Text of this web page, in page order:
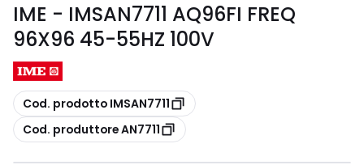
IME - IMSAN7711 AQ96FI FREQ
96X96 45-55HZ 100V
copia
Cod. prodotto IMSAN7711
copia
Cod. produttore AN7711